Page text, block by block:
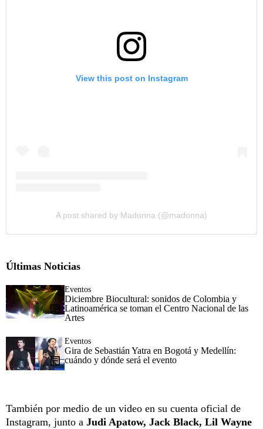
View this post on Instagram
A post shared by Madonna (@madonna)
Últimas Noticias
Eventos
Diciembre Biocultural: sonidos de Colombia y
Latinoamérica se toman el Centro Nacional de las
Artes
Eventos
Gira de Sebastián Yatra en Bogotá y Medellín:
cuándo y dónde será el evento
También por medio de un video en su cuenta oficial de
Instagram, junto a Judi Apatow, Jack Black, Lil Wayne